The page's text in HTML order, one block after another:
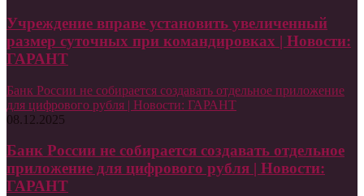
Учреждение вправе установить увеличенный
размер суточных при командировках | Новости:
ГАРАНТ
Банк России не собирается создавать отдельное приложение
для цифрового рубля | Новости: ГАРАНТ
08.12.2025
Банк России не собирается создавать отдельное
приложение для цифрового рубля | Новости:
ГАРАНТ